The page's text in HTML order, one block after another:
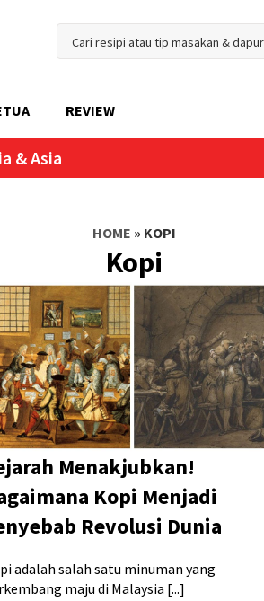
REVIEW
& Asia
HOME » KOPI
Kopi
Menakjubkan!
Kopi Menjadi
Revolusi Dunia
adalah salah satu minuman yang
maju di Malaysia [...]